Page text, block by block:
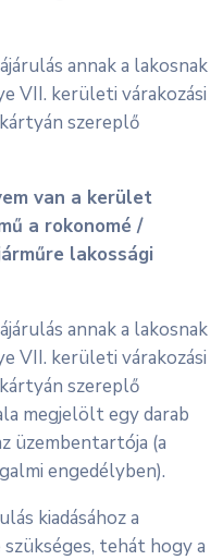
annak a lakosnak
VII. kerületi várakozási
szereplő
van a kerület
a rokonomé /
lakossági
annak a lakosnak
VII. kerületi várakozási
szereplő
megjelölt egy darab
üzembentartója (a
engedélyben).
kiadásához a
tehát hogy a